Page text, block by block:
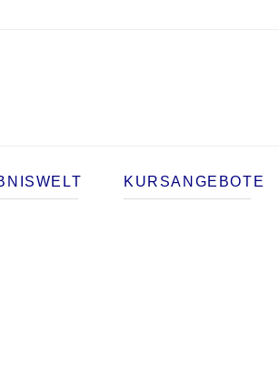
KURSANGEBOTE